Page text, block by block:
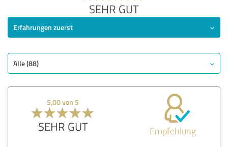
SEHR GUT
Erfahrungen zuerst
Alle (88)
5,00 von 5
SEHR GUT Empfehlung